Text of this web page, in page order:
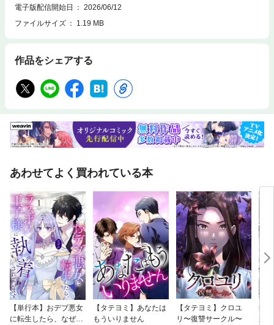
電子版配信開始日
2026/06/12
ファイルサイズ
1.19 MB
作品をシェアする
あわせてよく買われている本
【単行本】おデブ悪女
に転生したら、なぜか
【タテヨミ】あなたは
もういりません
【タテヨミ】クロユ
リ〜復讐サークル〜
病
が